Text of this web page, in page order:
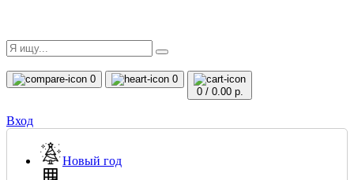
0
0
0/ 0.00 р.
Вход
Новый год